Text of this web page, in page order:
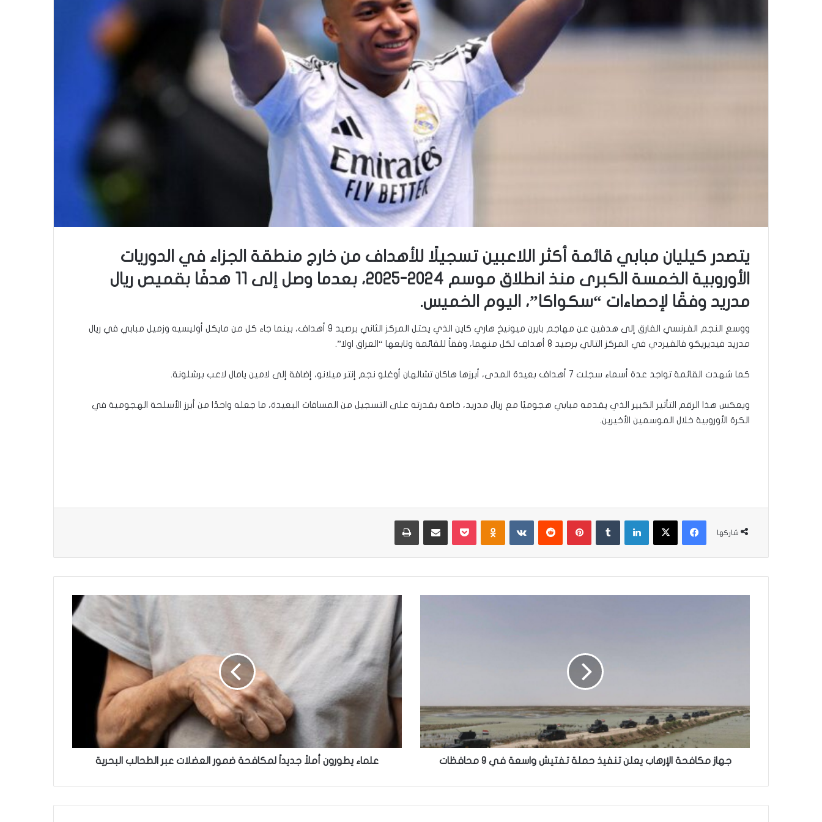
يتصدر ​كيليان مبابي​ قائمة أكثر اللاعبين تسجيلًا للأهداف من خارج منطقة الجزاء في الدوريات
الأوروبية الخمسة الكبرى منذ انطلاق موسم 2024-2025، بعدما وصل إلى 11 هدفًا بقميص ​ريال
مدريد​ وفقًا لإحصاءات “سكواكا”، اليوم الخميس.
ووسع النجم الفرنسي الفارق إلى هدفين عن مهاجم بايرن ميونيخ هاري كاين الذي يحتل المركز الثاني برصيد 9 أهداف، بينما جاء كل من مايكل أوليسيه وزميل مبابي في ريال
مدريد فيديريكو فالفيردي في المركز التالي برصيد 8 أهداف لكل منهما، وفقاً للقائمة وتابعها “العراق اولا”.
كما شهدت القائمة تواجد عدة أسماء سجلت 7 أهداف بعيدة المدى، أبرزها هاكان تشالهان أوغلو نجم إنتر ميلانو، إضافة إلى لامين يامال لاعب برشلونة.
ويعكس هذا الرقم التأثير الكبير الذي يقدمه مبابي هجوميًا مع ريال مدريد، خاصة بقدرته على التسجيل من المسافات البعيدة، ما جعله واحدًا من أبرز الأسلحة الهجومية في
الكرة الأوروبية خلال الموسمين الأخيرين.
شاركها
فيسبوك
‫X لينكدإن بينتيريست Odnoklassniki
‫Pocketمشاركة عبر البريد طباعة
في
9
جهاز مكافحة الإرهاب يعلن تنفيذ حملة تفتيش واسعة في 9 محافظات
علماء
يطورون
أملاً
جديداً
لمكافحة
ضمور
العضلات
الطحالب
البحرية
علماء يطورون أملاً جديداً لمكافحة ضمور العضلات عبر الطحالب البحرية